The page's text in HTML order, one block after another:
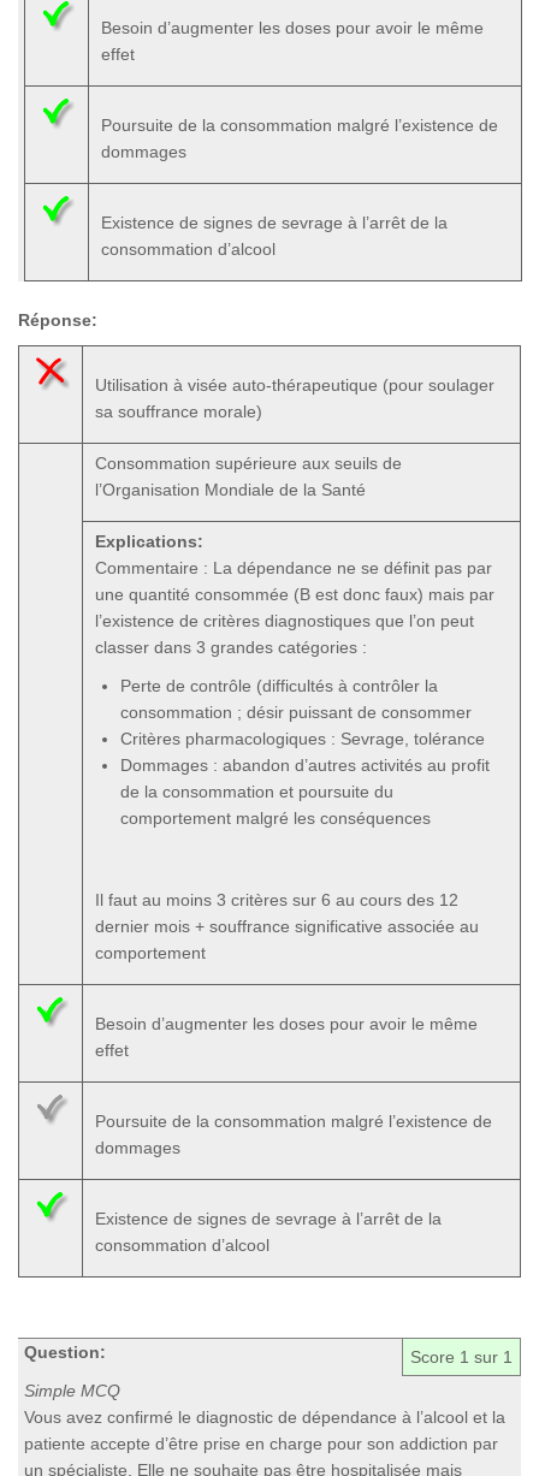
Besoin d’augmenter les doses pour avoir le même
effet
Poursuite de la consommation malgré l’existence de
dommages
Existence de signes de sevrage à l’arrêt de la
consommation d’alcool
Réponse:
Utilisation à visée auto-thérapeutique (pour soulager
sa souffrance morale)
Consommation supérieure aux seuils de
l’Organisation Mondiale de la Santé
Explications:
Commentaire : La dépendance ne se définit pas par
une quantité consommée (B est donc faux) mais par
l’existence de critères diagnostiques que l’on peut
classer dans 3 grandes catégories :
Perte de contrôle (difficultés à contrôler la
consommation ; désir puissant de consommer
Critères pharmacologiques : Sevrage, tolérance
Dommages : abandon d’autres activités au profit
de la consommation et poursuite du
comportement malgré les conséquences
Il faut au moins 3 critères sur 6 au cours des 12
dernier mois + souffrance significative associée au
comportement
Besoin d’augmenter les doses pour avoir le même
effet
Poursuite de la consommation malgré l’existence de
dommages
Existence de signes de sevrage à l’arrêt de la
consommation d’alcool
Score 1 sur 1
Question:
Simple MCQ
Vous avez confirmé le diagnostic de dépendance à l’alcool et la
patiente accepte d’être prise en charge pour son addiction par
un spécialiste. Elle ne souhaite pas être hospitalisée mais